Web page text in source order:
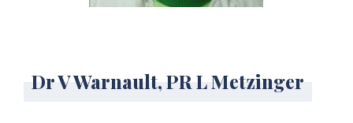
Dr V Warnault, PR L Metzinger